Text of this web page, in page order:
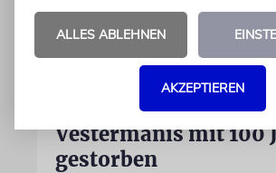
Holocaust-
Historiker Marģers
Vestermanis mit 100
gestorben
ALLES ABLEHNEN
AKZEPTIEREN